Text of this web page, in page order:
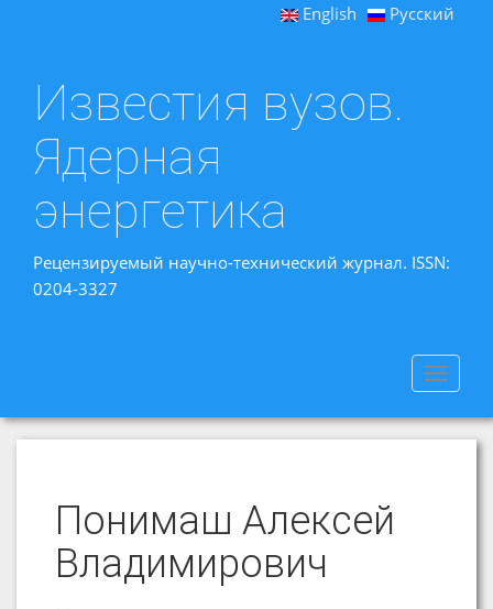
English Русский
Известия вузов.
Ядерная
энергетика
Рецензируемый научно-технический журнал. ISSN:
0204-3327
Toggle
Понимаш Алексей
Владимирович